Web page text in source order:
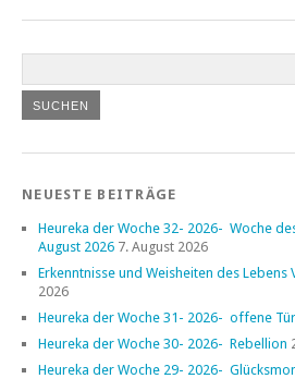
NEUESTE BEITRÄGE
Heureka der Woche 32- 2026- Woche
August 2026 7. August 2026
Erkenntnisse und Weisheiten des Lebens
2026
Heureka der Woche 31- 2026- offene
Heureka der Woche 30- 2026- Rebellion
Heureka der Woche 29- 2026-